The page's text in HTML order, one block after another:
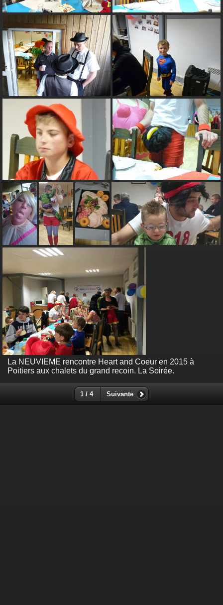
La NEUVIEME rencontre Heart and Coeur en 2015 à
Poitiers aux chalets du grand recoin. La Soirée.
1 / 4 Suivante